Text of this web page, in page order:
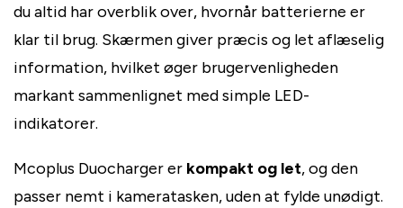
du altid har overblik over, hvornår batterierne er
klar til brug. Skærmen giver præcis og let aflæselig
information, hvilket øger brugervenligheden
markant sammenlignet med simple LED-
indikatorer.
Mcoplus Duocharger er kompakt og let, og den
passer nemt i kameratasken, uden at fylde unødigt.